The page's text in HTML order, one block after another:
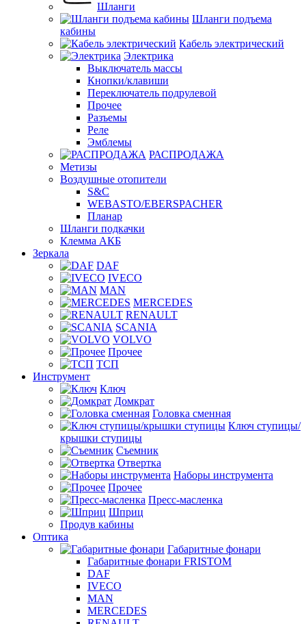
Шланги
Шланги подъема
кабины
Кабель электрический
Электрика
Выключатель массы
Кнопки/клавиши
Переключатель подрулевой
Прочее
Разъемы
Реле
Эмблемы
РАСПРОДАЖА
Метизы
Воздушные отопители
S&C
WEBASTO/EBERSPACHER
Планар
Шланги подкачки
Клемма АКБ
Зеркала
DAF
IVECO
MAN
MERCEDES
RENAULT
SCANIA
VOLVO
Прочее
ТСП
Инструмент
Ключ
Домкрат
Головка сменная
Ключ ступицы/
крышки ступицы
Съемник
Отвертка
Наборы инструмента
Прочее
Пресс-масленка
Шприц
Продув кабины
Оптика
Габаритные фонари
Габаритные фонари FRISTOM
DAF
IVECO
MAN
MERCEDES